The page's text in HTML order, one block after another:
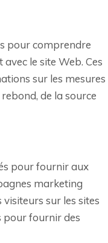
pour comprendre
le site Web. Ces
sur les mesures
de la source
pour fournir aux
marketing
visiteurs sur les sites
pour fournir des